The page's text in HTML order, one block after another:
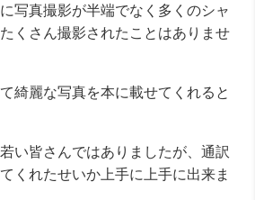
写真撮影が半端でなく多くのシャ
くさん撮影されたことはありませ
綺麗な写真を本に載せてくれると
い皆さんではありましたが、通訳
くれたせいか上手に上手に出来ま